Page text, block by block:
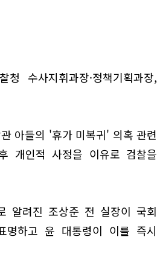
수사지휘과장·정책기획과장,
아들의 '휴가 미복귀' 의혹 관련
개인적 사정을 이유로 검찰을
알려진 조상준 전 실장이 국회
하고 윤 대통령이 이를 즉시